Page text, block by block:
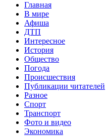
Главная
В мире
Афиша
ДТП
Интересное
История
Общество
Погода
Происшествия
Публикации читателей
Разное
Спорт
Транспорт
Фото и видео
Экономика